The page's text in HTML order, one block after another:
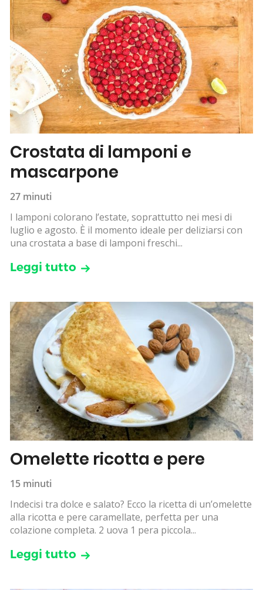
Crostata di lamponi e
mascarpone
27 minuti
I lamponi colorano l’estate, soprattutto nei mesi di
luglio e agosto. È il momento ideale per deliziarsi con
una crostata a base di lamponi freschi...
Leggi tutto
Omelette ricotta e pere
15 minuti
Indecisi tra dolce e salato? Ecco la ricetta di un’omelette
alla ricotta e pere caramellate, perfetta per una
colazione completa. 2 uova 1 pera piccola...
Leggi tutto